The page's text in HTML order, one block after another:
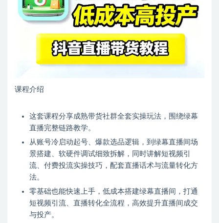
课程介绍
这套课程分享成熟带货社群全套实操玩法，围绕绿幕
直播完整链路教学。
从账号冷启动起号、爆款选品逻辑，到绿幕直播间场
景搭建、软硬件调试细致拆解，同时讲解短视频引
流、付费投流实操技巧，配套直播话术与流量转化方
法。
零基础也能快速上手，低成本搭建绿幕直播间，打通
短视频引流、直播转化全流程，高效提升直播间成交
与投产。